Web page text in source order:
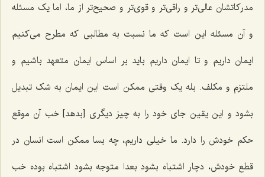
مدرکاتشان عالی‌تر و راقی‌تر و قوی‌تر و صحیح‌تر از ما، اما یک مسئله
و آن مسئله این است که ما نسبت به مطالبی که مطرح می‌کنیم
ایمان داریم و تا ایمان داریم باید بر اساس ایمان متعهد باشیم و
ملتزم و مکلف. بله یک وقتی ممکن است این ایمان به شک تبدیل
بشود و این یقین جای خود را به چیز دیگری [بدهد] خب آن موقع
حکم خودش را دارد. ما خیلی داریم، چه بسا ممکن است انسان در
قطع خودش، دچار اشتباه بشود بعدا متوجه بشود اشتباه بوده خب